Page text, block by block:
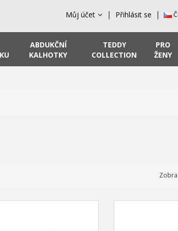
Můj účet Přihlásit se
ABDUKČNÍ
KALHOTKY
TEDDY
COLLECTION
PRO
ŽENY